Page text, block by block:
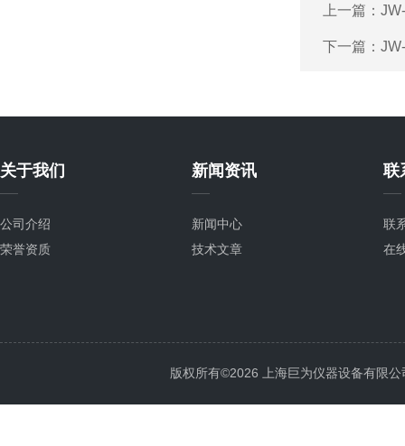
上一篇：
下一篇：
关于我们
公司介绍
荣誉资质
新闻资讯
新闻中心
技术文章
联
联
在
版权所有©2026 上海巨为仪器设备有限